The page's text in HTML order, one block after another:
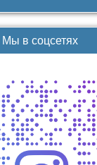
Мы в соцсетях